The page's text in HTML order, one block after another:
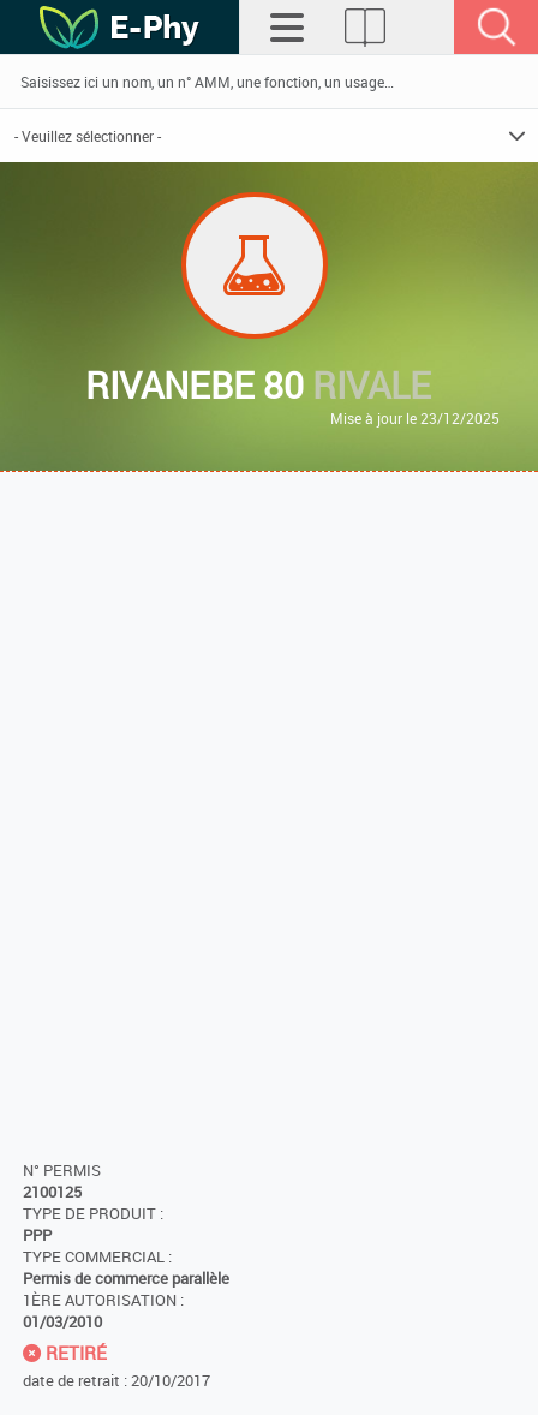
RIVANEBE 80 RIVALE
Mise à jour le 23/12/2025
N° PERMIS
2100125
TYPE DE PRODUIT :
PPP
TYPE COMMERCIAL :
Permis de commerce parallèle
1ÈRE AUTORISATION :
01/03/2010
RETIRÉ
date de retrait : 20/10/2017